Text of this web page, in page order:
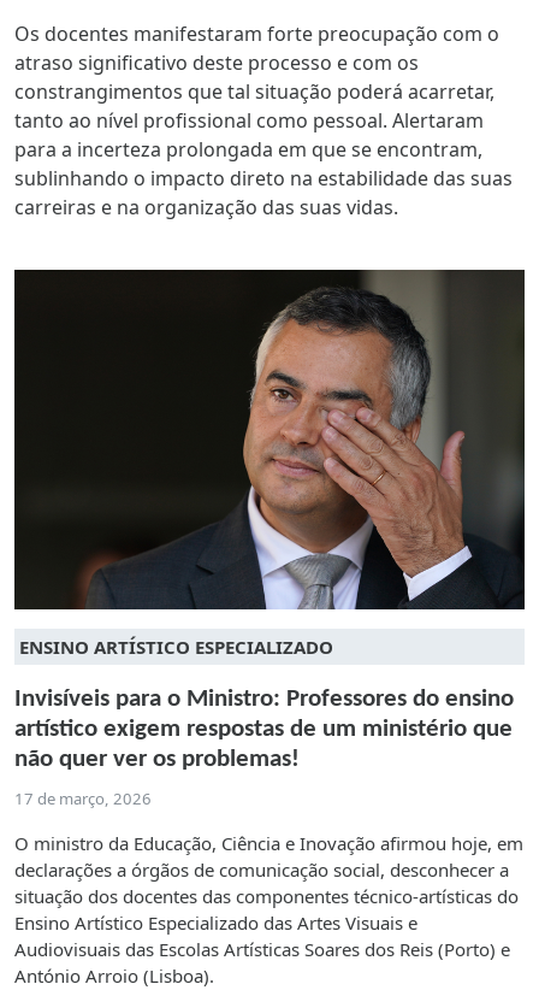
Os docentes manifestaram forte preocupação com o
atraso significativo deste processo e com os
constrangimentos que tal situação poderá acarretar,
tanto ao nível profissional como pessoal. Alertaram
para a incerteza prolongada em que se encontram,
sublinhando o impacto direto na estabilidade das suas
carreiras e na organização das suas vidas.
ENSINO ARTÍSTICO ESPECIALIZADO
Invisíveis para o Ministro: Professores do ensino
artístico exigem respostas de um ministério que
não quer ver os problemas!
17 de março, 2026
O ministro da Educação, Ciência e Inovação afirmou hoje, em
declarações a órgãos de comunicação social, desconhecer a
situação dos docentes das componentes técnico-artísticas do
Ensino Artístico Especializado das Artes Visuais e
Audiovisuais das Escolas Artísticas Soares dos Reis (Porto) e
António Arroio (Lisboa).